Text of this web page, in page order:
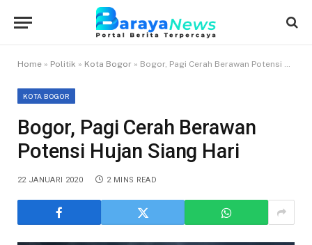
Home » Politik » Kota Bogor » Bogor, Pagi Cerah Berawan Potensi Hujan Siang Hari
KOTA BOGOR
Bogor, Pagi Cerah Berawan
Potensi Hujan Siang Hari
22 JANUARI 2020 2 MINS READ